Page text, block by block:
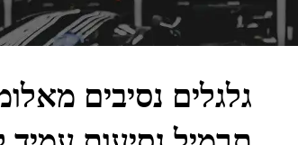
גלגלים נסיבים